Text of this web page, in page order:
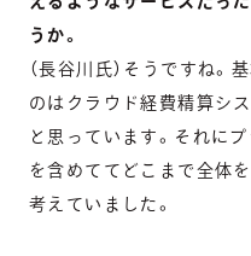
うか。
（長谷川氏）そうですね。
のはクラウド経費精算シ
と思っています。それにプ
を含めててどこまで全体
考えていました。